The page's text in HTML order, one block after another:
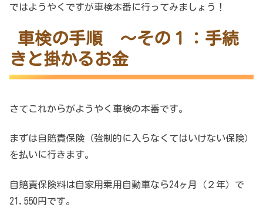
ではようやくですが車検本番に行ってみましょう！
車検の手順 ～その１：手続
きと掛かるお金
さてこれからがようやく車検の本番です。
まずは自賠責保険（強制的に入らなくてはいけない保険）
を払いに行きます。
自賠責保険料は自家用乗用自動車なら24ヶ月（２年）で
21,550円です。